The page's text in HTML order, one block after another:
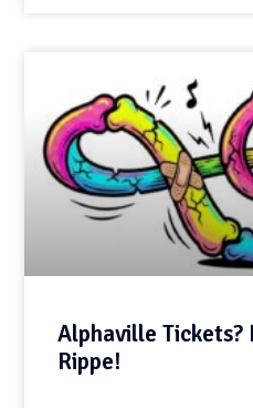
Alphaville Tickets?
Rippe!